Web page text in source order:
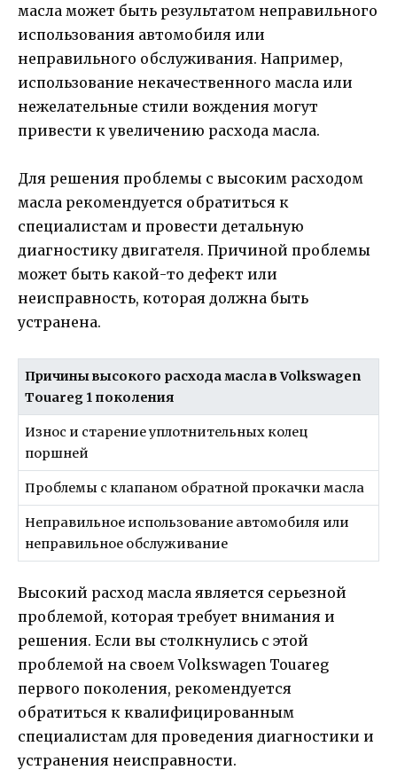
масла может быть результатом неправильного
использования автомобиля или
неправильного обслуживания. Например,
использование некачественного масла или
нежелательные стили вождения могут
привести к увеличению расхода масла.
Для решения проблемы с высоким расходом
масла рекомендуется обратиться к
специалистам и провести детальную
диагностику двигателя. Причиной проблемы
может быть какой-то дефект или
неисправность, которая должна быть
устранена.
Причины высокого расхода масла в Volkswagen
Touareg 1 поколения
Износ и старение уплотнительных колец
поршней
Проблемы с клапаном обратной прокачки масла
Неправильное использование автомобиля или
неправильное обслуживание
Высокий расход масла является серьезной
проблемой, которая требует внимания и
решения. Если вы столкнулись с этой
проблемой на своем Volkswagen Touareg
первого поколения, рекомендуется
обратиться к квалифицированным
специалистам для проведения диагностики и
устранения неисправности.